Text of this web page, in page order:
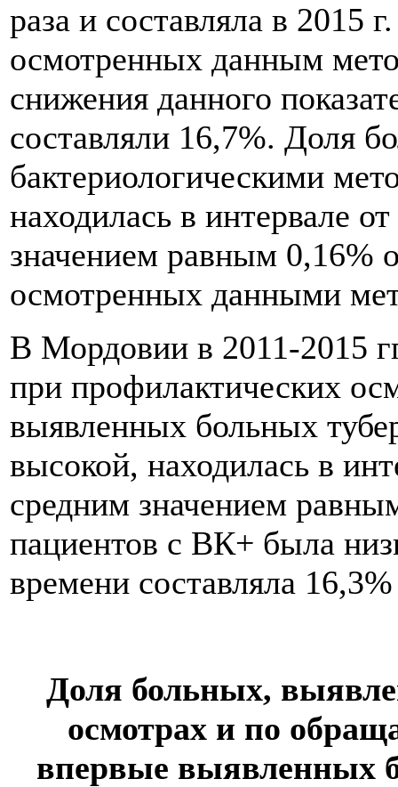
раза и составляла в 2015
осмотренных данным
снижения данного
составляли 16,7%. Доля
бактериологическими
находилась в интервале
значением равным 0,16%
осмотренных данными
В Мордовии в 2011-2015
при профилактических
выявленных больных
высокой, находилась в
средним значением
пациентов с ВК+ была
времени составляла
Доля больных,
осмотрах и по
впервые выявленных